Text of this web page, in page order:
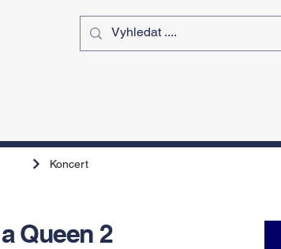
Koncert
Queen 2